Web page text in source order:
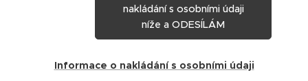
nakládání s osobními údaji
níže a ODESÍLÁM
Informace o nakládání s osobními údaji